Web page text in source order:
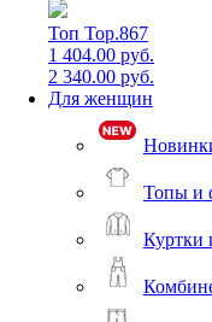
Топ Top.867
1 404.00 руб.
2 340.00 руб.
Для женщин
Топы и
Куртки